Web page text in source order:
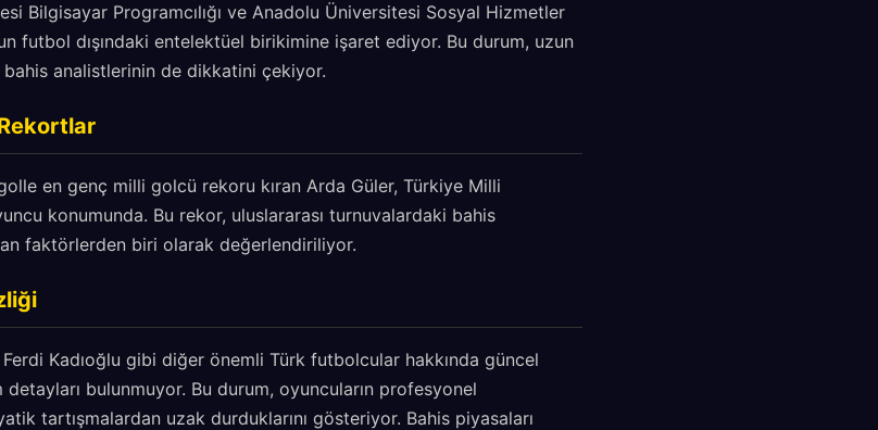
Bilgisayar Programcılığı ve Anadolu Üniversitesi Sosyal Hizmetler
futbol dışındaki entelektüel birikimine işaret ediyor. Bu durum, uzun
bahis analistlerinin de dikkatini çekiyor.
golle en genç milli golcü rekoru kıran Arda Güler, Türkiye Milli
konumunda. Bu rekor, uluslararası turnuvalardaki bahis
faktörlerden biri olarak değerlendiriliyor.
Ferdi Kadıoğlu gibi diğer önemli Türk futbolcular hakkında güncel
bulunmuyor. Bu durum, oyuncuların profesyonel
tartışmalardan uzak durduklarını gösteriyor. Bahis piyasaları